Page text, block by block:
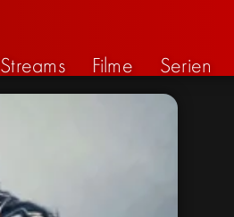
Streams Filme Serien